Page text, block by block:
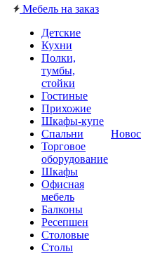
Мебель на заказ
Детские
Кухни
Полки,
тумбы,
стойки
Гостиные
Прихожие
Шкафы-купе
Спальни
Торговое
оборудование
Шкафы
Офисная
мебель
Балконы
Ресепшен
Столовые
Столы